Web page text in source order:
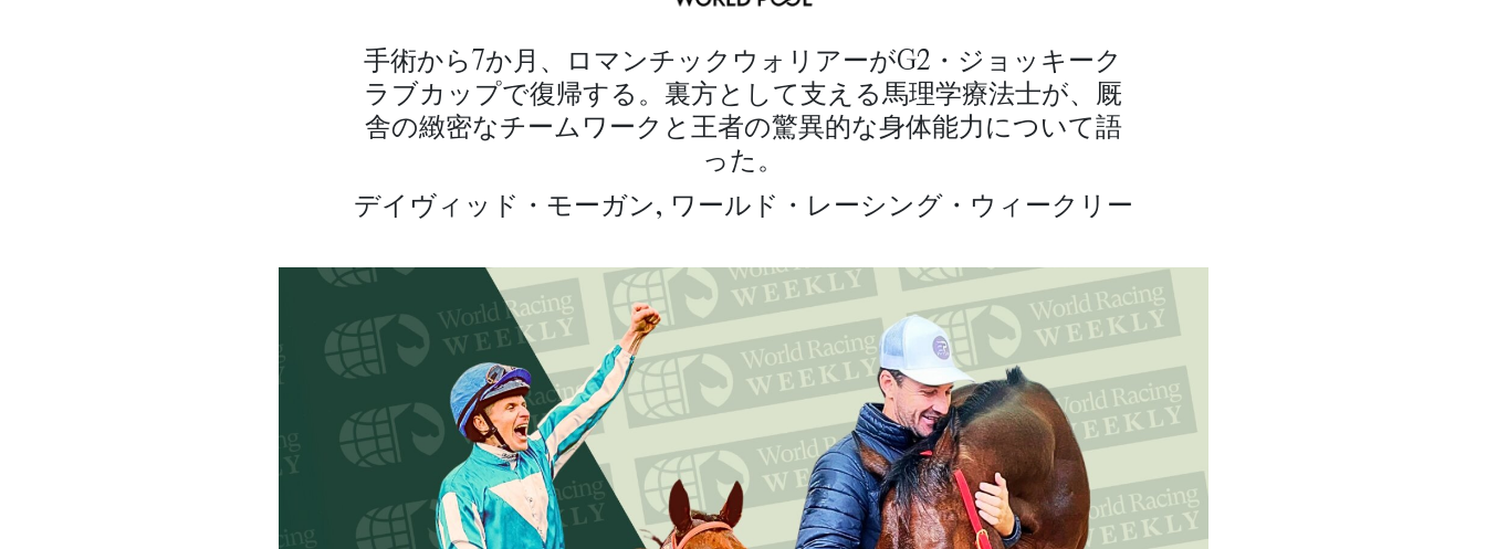
手術から7か月、ロマンチックウォリアーがG2・ジョッキーク
ラブカップで復帰する。裏方として支える馬理学療法士が、厩
舎の緻密なチームワークと王者の驚異的な身体能力について語
った。
デイヴィッド・モーガン, ワールド・レーシング・ウィークリー